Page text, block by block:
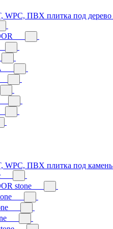
WPC, ПВХ плитка под дерево
WPC, ПВХ плитка под камень
stone